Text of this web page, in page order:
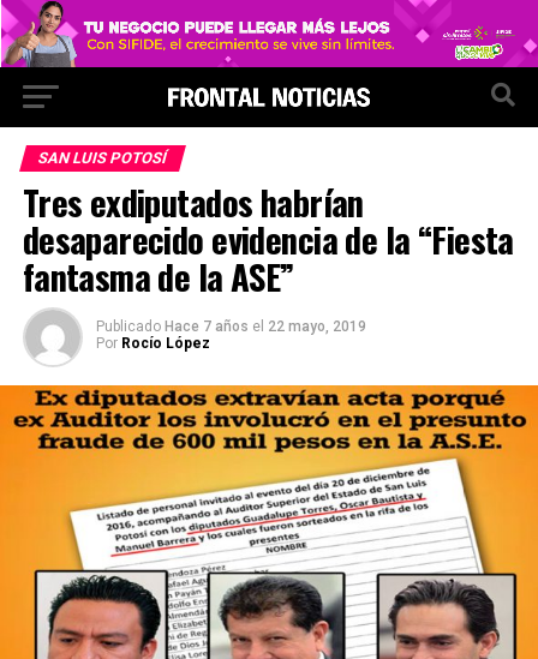
SAN LUIS POTOSÍ
Tres exdiputados habrían
desaparecido evidencia de la “Fiesta
fantasma de la ASE”
Publicado Hace 7 años el 22 mayo, 2019
Por Rocío López